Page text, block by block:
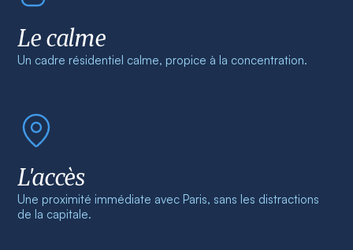
Le calme
Un cadre résidentiel calme, propice à la concentration.
L'accès
Une proximité immédiate avec Paris, sans les distractions
de la capitale.